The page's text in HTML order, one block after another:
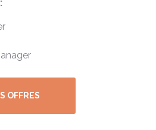
OFFRES